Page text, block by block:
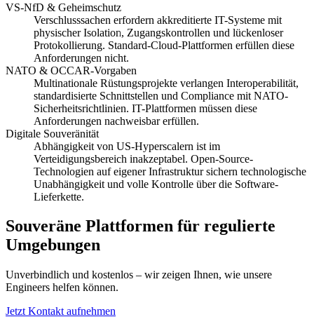
VS-NfD & Geheimschutz
Verschlusssachen erfordern akkreditierte IT-Systeme mit
physischer Isolation, Zugangskontrollen und lückenloser
Protokollierung. Standard-Cloud-Plattformen erfüllen diese
Anforderungen nicht.
NATO & OCCAR-Vorgaben
Multinationale Rüstungsprojekte verlangen Interoperabilität,
standardisierte Schnittstellen und Compliance mit NATO-
Sicherheitsrichtlinien. IT-Plattformen müssen diese
Anforderungen nachweisbar erfüllen.
Digitale Souveränität
Abhängigkeit von US-Hyperscalern ist im
Verteidigungsbereich inakzeptabel. Open-Source-
Technologien auf eigener Infrastruktur sichern technologische
Unabhängigkeit und volle Kontrolle über die Software-
Lieferkette.
Souveräne Plattformen für regulierte
Umgebungen
Unverbindlich und kostenlos – wir zeigen Ihnen, wie unsere
Engineers helfen können.
Jetzt Kontakt aufnehmen